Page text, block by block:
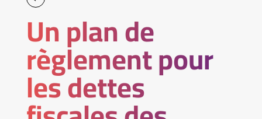
Un plan de
règlement pour
les dettes